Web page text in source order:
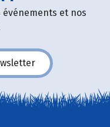
et nos